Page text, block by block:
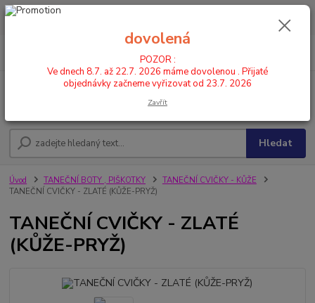
POZOR : Ve dnech 8.7. až 22.7. 2026 máme dovolenou . Přijaté
Hledat
Úvod TANEČNÍ BOTY , PIŠKOTKY
TANEČNÍ CVIČKY - KŮŽE
TANEČNÍ CVIČKY - ZLATÉ (KŮŽE-PRYŽ)
TANEČNÍ CVIČKY - ZLATÉ
(KŮŽE-PRYŽ)
dovolená
POZOR :
Ve dnech 8.7. až 22.7. 2026 máme dovolenou . Přijaté
objednávky začneme vyřizovat od 23.7. 2026
Zavřít